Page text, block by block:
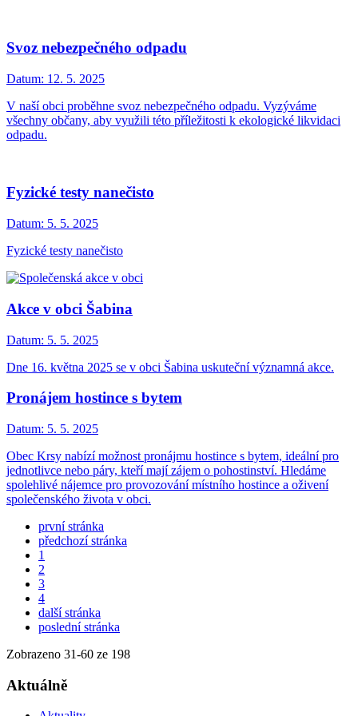
Svoz nebezpečného odpadu
Datum: 12. 5. 2025
V naší obci proběhne svoz nebezpečného odpadu. Vyzýváme
všechny občany, aby využili této příležitosti k ekologické likvidaci
odpadu.
Fyzické testy nanečisto
Datum: 5. 5. 2025
Fyzické testy nanečisto
Akce v obci Šabina
Datum: 5. 5. 2025
Dne 16. května 2025 se v obci Šabina uskuteční významná akce.
Pronájem hostince s bytem
Datum: 5. 5. 2025
Obec Krsy nabízí možnost pronájmu hostince s bytem, ideální pro
jednotlivce nebo páry, kteří mají zájem o pohostinství. Hledáme
spolehlivé nájemce pro provozování místního hostince a oživení
společenského života v obci.
první stránka
předchozí stránka
1
2
3
4
další stránka
poslední stránka
Zobrazeno 31-60 ze 198
Aktuálně